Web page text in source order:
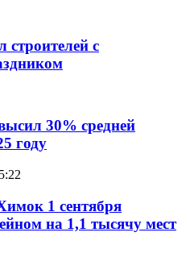
с
30% средней
году
1 сентября
на 1,1 тысячу мест